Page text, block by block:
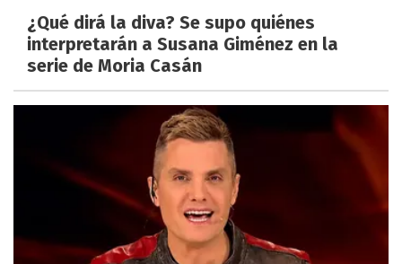
¿Qué dirá la diva? Se supo quiénes
interpretarán a Susana Giménez en la
serie de Moria Casán